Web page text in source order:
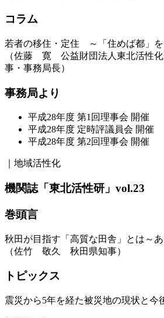
コラム
若者の移住・定住 ～「住めば都」を
（佐藤 寛 公益財団法人東北活性化
事・事務局長）
事務局より
平成28年度 第1回理事会 開催
平成28年度 定時評議員会 開催
平成28年度 第2回理事会 開催
｜地域活性化
機関誌「東北活性研」vol.23
巻頭言
秋田が目指す「高質な田舎」とは～
（佐竹 敬久 秋田県知事）
トピックス
震災から5年を経た被災地の現状と今